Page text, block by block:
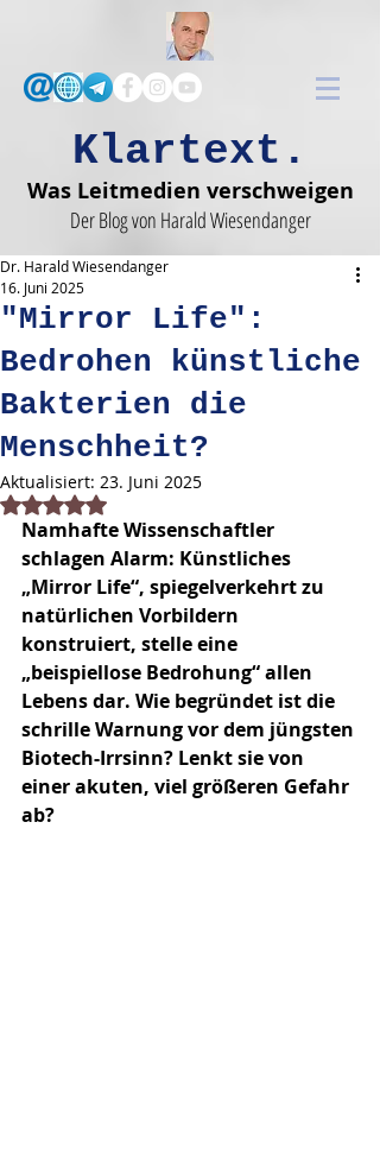
Klartext.
Was Leitmedien verschweigen
Der Blog von Harald Wiesendanger
"Mirror Life":
Bedrohen künstliche
Bakterien die
Menschheit?
Dr. Harald Wiesendanger
16. Juni 2025
Aktualisiert: 23. Juni 2025
Mit NaN von 5 Sternen bewertet.
Namhafte Wissenschaftler
schlagen Alarm: Künstliches
„Mirror Life“, spiegelverkehrt zu
natürlichen Vorbildern
konstruiert, stelle eine
„beispiellose Bedrohung“ allen
Lebens dar. Wie begründet ist die
schrille Warnung vor dem jüngsten
Biotech-Irrsinn? Lenkt sie von
einer akuten, viel größeren Gefahr
ab?